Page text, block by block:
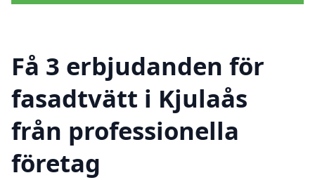
Få 3 erbjudanden för
fasadtvätt i Kjulaås
från professionella
företag